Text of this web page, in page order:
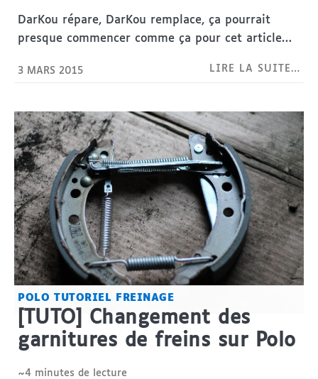
DarKou répare, DarKou remplace, ça pourrait
presque commencer comme ça pour cet article…
3 MARS 2015 LIRE LA SUITE…
POLO TUTORIEL FREINAGE
[TUTO] Changement des
garnitures de freins sur Polo
~4 minutes de lecture